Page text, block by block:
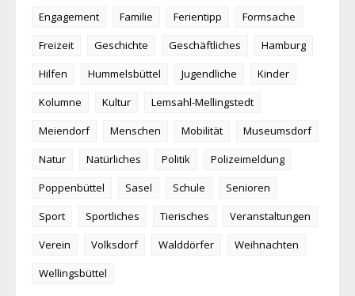
Engagement
Familie Ferientipp
Formsache
Freizeit
Geschichte Geschäftliches
Hamburg
Hilfen
Hummelsbüttel Jugendliche
Kinder
Kolumne
Kultur
Lemsahl-Mellingstedt
Meiendorf
Menschen Mobilität
Museumsdorf
Natur
Natürliches Politik
Polizeimeldung
Poppenbüttel
Sasel Schule
Senioren
Sport
Sportliches Tierisches
Veranstaltungen
Verein
Volksdorf Walddörfer
Weihnachten
Wellingsbüttel